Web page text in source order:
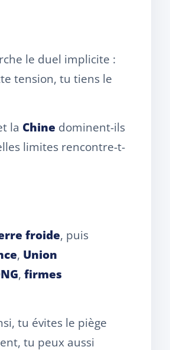
le duel implicite :
tension, tu tiens le
la Chine dominent-ils
limites rencontre-t-
froide, puis
, Union
, firmes
tu évites le piège
tu peux aussi